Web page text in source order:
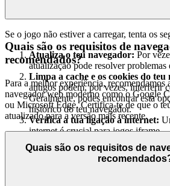
Se o jogo não estiver a carregar, tenta os
Atualiza o teu navegador: Por
atualização pode resolver problemas
Limpa a cache e os cookies do teu
antigos podem, por vezes, interferir
Geralmente, podes encontrar esta
histórico do teu navegador.
Verifica a tua ligação à internet:
internet é crucial para jogos iframe.
Experimenta um navegador
certos navegadores podem ter
Tentar outro navegador (como
Quais são os requisitos de
recomendados?
Para a melhor experiência, recomendamos
navegador web moderno como o Google
ou Microsoft Edge. Certifica-te de que o
atualizado para a versão mais recente.
Quais são os requisitos de